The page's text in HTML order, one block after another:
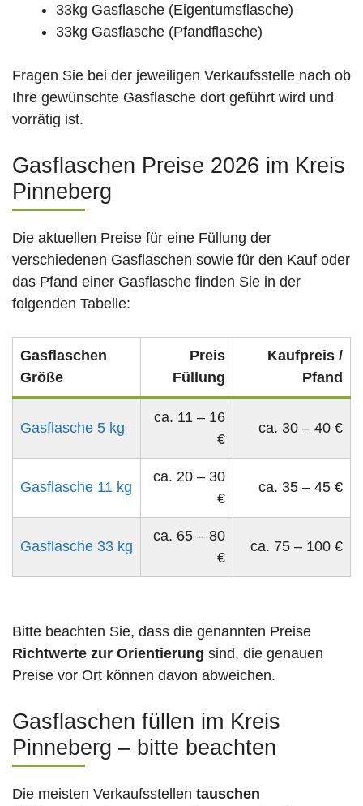
33kg Gasflasche (Eigentumsflasche)
33kg Gasflasche (Pfandflasche)
Fragen Sie bei der jeweiligen Verkaufsstelle nach ob
Ihre gewünschte Gasflasche dort geführt wird und
vorrätig ist.
Gasflaschen Preise 2026 im Kreis
Pinneberg
Die aktuellen Preise für eine Füllung der
verschiedenen Gasflaschen sowie für den Kauf oder
das Pfand einer Gasflasche finden Sie in der
folgenden Tabelle:
Gasflaschen
Größe
Preis
Füllung
Kaufpreis /
Pfand
Gasflasche 5 kg
ca. 11 – 16
€
ca. 30 – 40 €
Gasflasche 11 kg
ca. 20 – 30
€
ca. 35 – 45 €
Gasflasche 33 kg
ca. 65 – 80
€
ca. 75 – 100 €
Bitte beachten Sie, dass die genannten Preise
Richtwerte zur Orientierung sind, die genauen
Preise vor Ort können davon abweichen.
Gasflaschen füllen im Kreis
Pinneberg – bitte beachten
Die meisten Verkaufsstellen tauschen